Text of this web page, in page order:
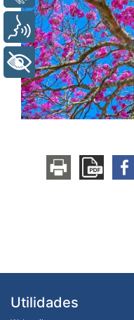
Utilidades
Voz
+ Acessibilidade